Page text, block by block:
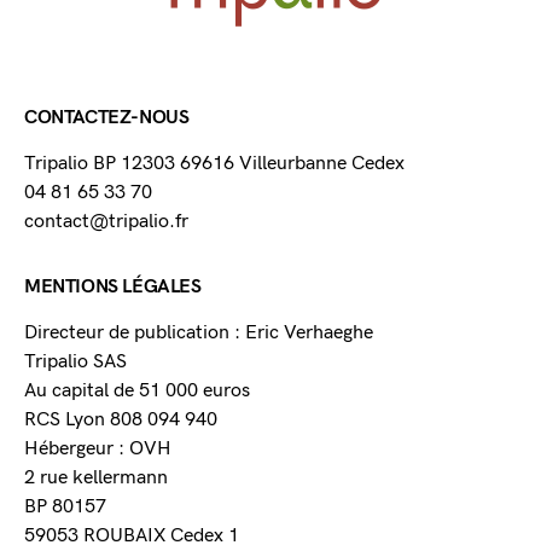
CONTACTEZ-NOUS
Tripalio BP 12303 69616 Villeurbanne Cedex
04 81 65 33 70
contact@tripalio.fr
MENTIONS LÉGALES
Directeur de publication : Eric Verhaeghe
Tripalio SAS
Au capital de 51 000 euros
RCS Lyon 808 094 940
Hébergeur : OVH
2 rue kellermann
BP 80157
59053 ROUBAIX Cedex 1